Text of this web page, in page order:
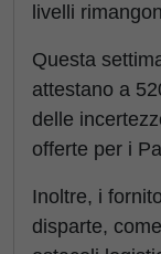
livelli
Questa
attestano a
delle
offerte per i
Inoltre, i
disparte,